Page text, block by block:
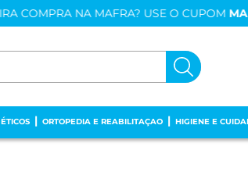
COMPRA NA MAFRA? USE O CUPOM
ORTOPEDIA E REABILITAÇAO HIGIENE E